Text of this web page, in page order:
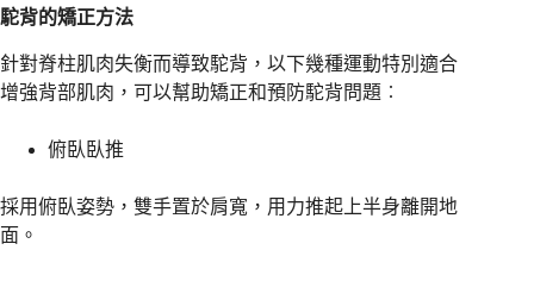
駝背的矯正方法
針對脊柱肌肉失衡而導致駝背，以下幾種運動特別適合
增強背部肌肉，可以幫助矯正和預防駝背問題︰
俯臥臥推
採用俯臥姿勢，雙手置於肩寬，用力推起上半身離開地
面。